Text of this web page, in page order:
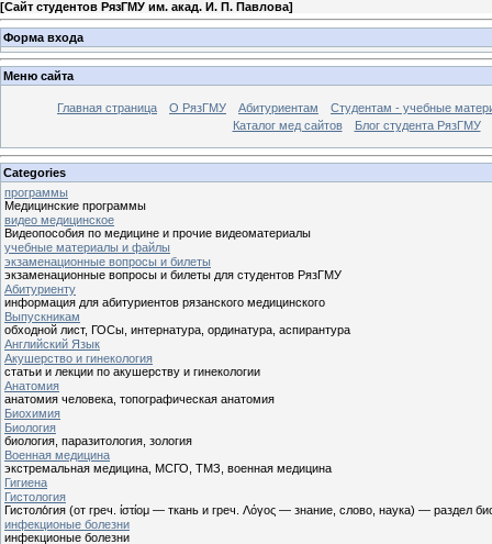
[Сайт студентов РязГМУ им. акад. И. П. Павлова]
Форма входа
Меню сайта
Главная страница О РязГМУ Абитуриентам
Студентам - учебные
Каталог мед сайтов
Блог студента РязГМУ
Categories
программы
Медицинские программы
видео медицинское
Видеопособия по медицине и прочие видеоматериалы
учебные материалы и файлы
экзаменационные вопросы и билеты
экзаменационные вопросы и билеты для студентов РязГМУ
Абитуриенту
информация для абитуриентов рязанского медицинского
Выпускникам
обходной лист, ГОСы, интернатура, ординатура, аспирантура
Английский Язык
Акушерство и гинекология
статьи и лекции по акушерству и гинекологии
Анатомия
анатомия человека, топографическая анатомия
Биохимия
Биология
биология, паразитология, зология
Военная медицина
экстремальная медицина, МСГО, ТМЗ, военная медицина
Гигиена
Гистология
Гистоло́гия (от греч. ίστίομ — ткань и греч. Λόγος — знание, слово, наука) — раздел
инфекционые болезни
инфекционые болезни